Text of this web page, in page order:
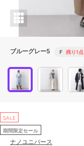
ブルーグレー5 Ｆ 残り1点
SALE
期間限定セール
ナノユニバース